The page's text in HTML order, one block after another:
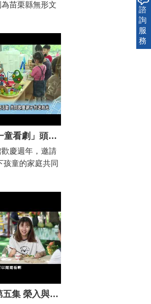
苗栗縣無形文
破30萬人，人
請全國民眾共襄
貓裡願景 01「一童看劇」頭份親子館週年慶活動 共同歡慶親子共遊時光
慶週年，邀請
孩童的家庭共同
趣味宣導，讓
同樂共度美好
新住民微電影 第五集 榮入與互動
諮
詢
服
務